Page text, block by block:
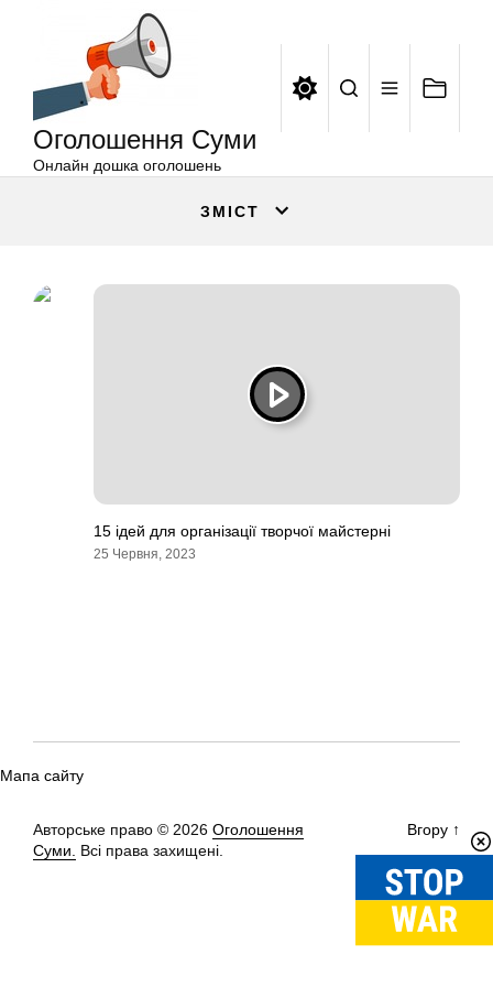
Оголошення Суми
Онлайн дошка оголошень
ЗМІСТ
15 ідей для організації творчої майстерні
25 Червня, 2023
Мапа сайту
Авторське право © 2026 Оголошення
Суми.
Всі права захищені.
Вгору ↑